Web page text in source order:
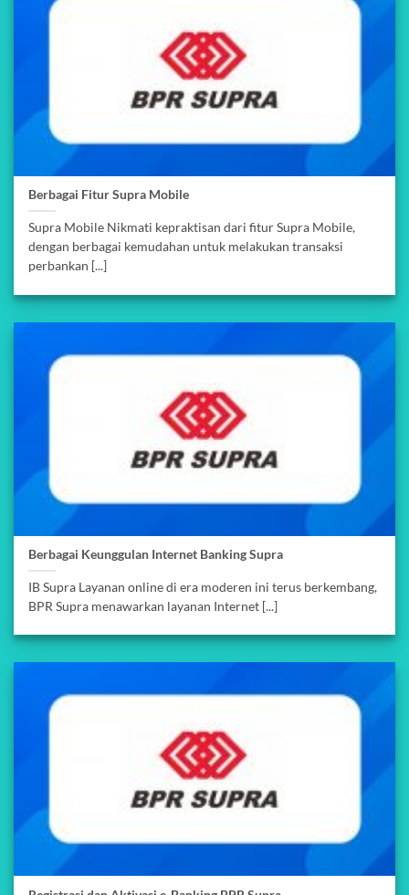
Berbagai Fitur Supra Mobile
Supra Mobile Nikmati kepraktisan dari fitur Supra Mobile,
dengan berbagai kemudahan untuk melakukan transaksi
perbankan [...]
Berbagai Keunggulan Internet Banking Supra
IB Supra Layanan online di era moderen ini terus berkembang,
BPR Supra menawarkan layanan Internet [...]